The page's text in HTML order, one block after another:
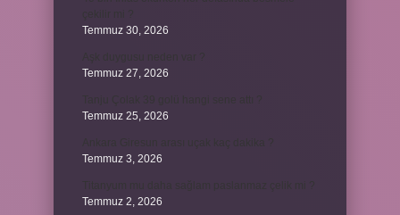
Temmuz 30, 2026
Temmuz 27, 2026
Temmuz 25, 2026
Temmuz 3, 2026
Temmuz 2, 2026